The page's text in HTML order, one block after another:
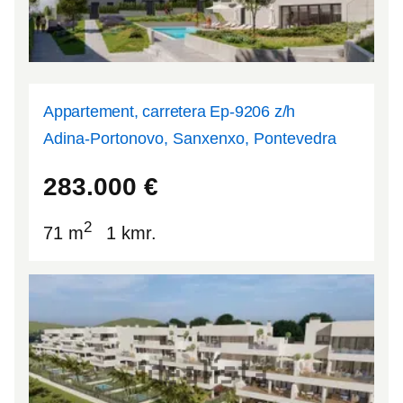
Appartement, carretera Ep-9206 z/h
Adina-Portonovo, Sanxenxo, Pontevedra
283.000 €
71 m2 1 kmr.